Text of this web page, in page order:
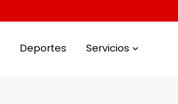
Deportes Servicios